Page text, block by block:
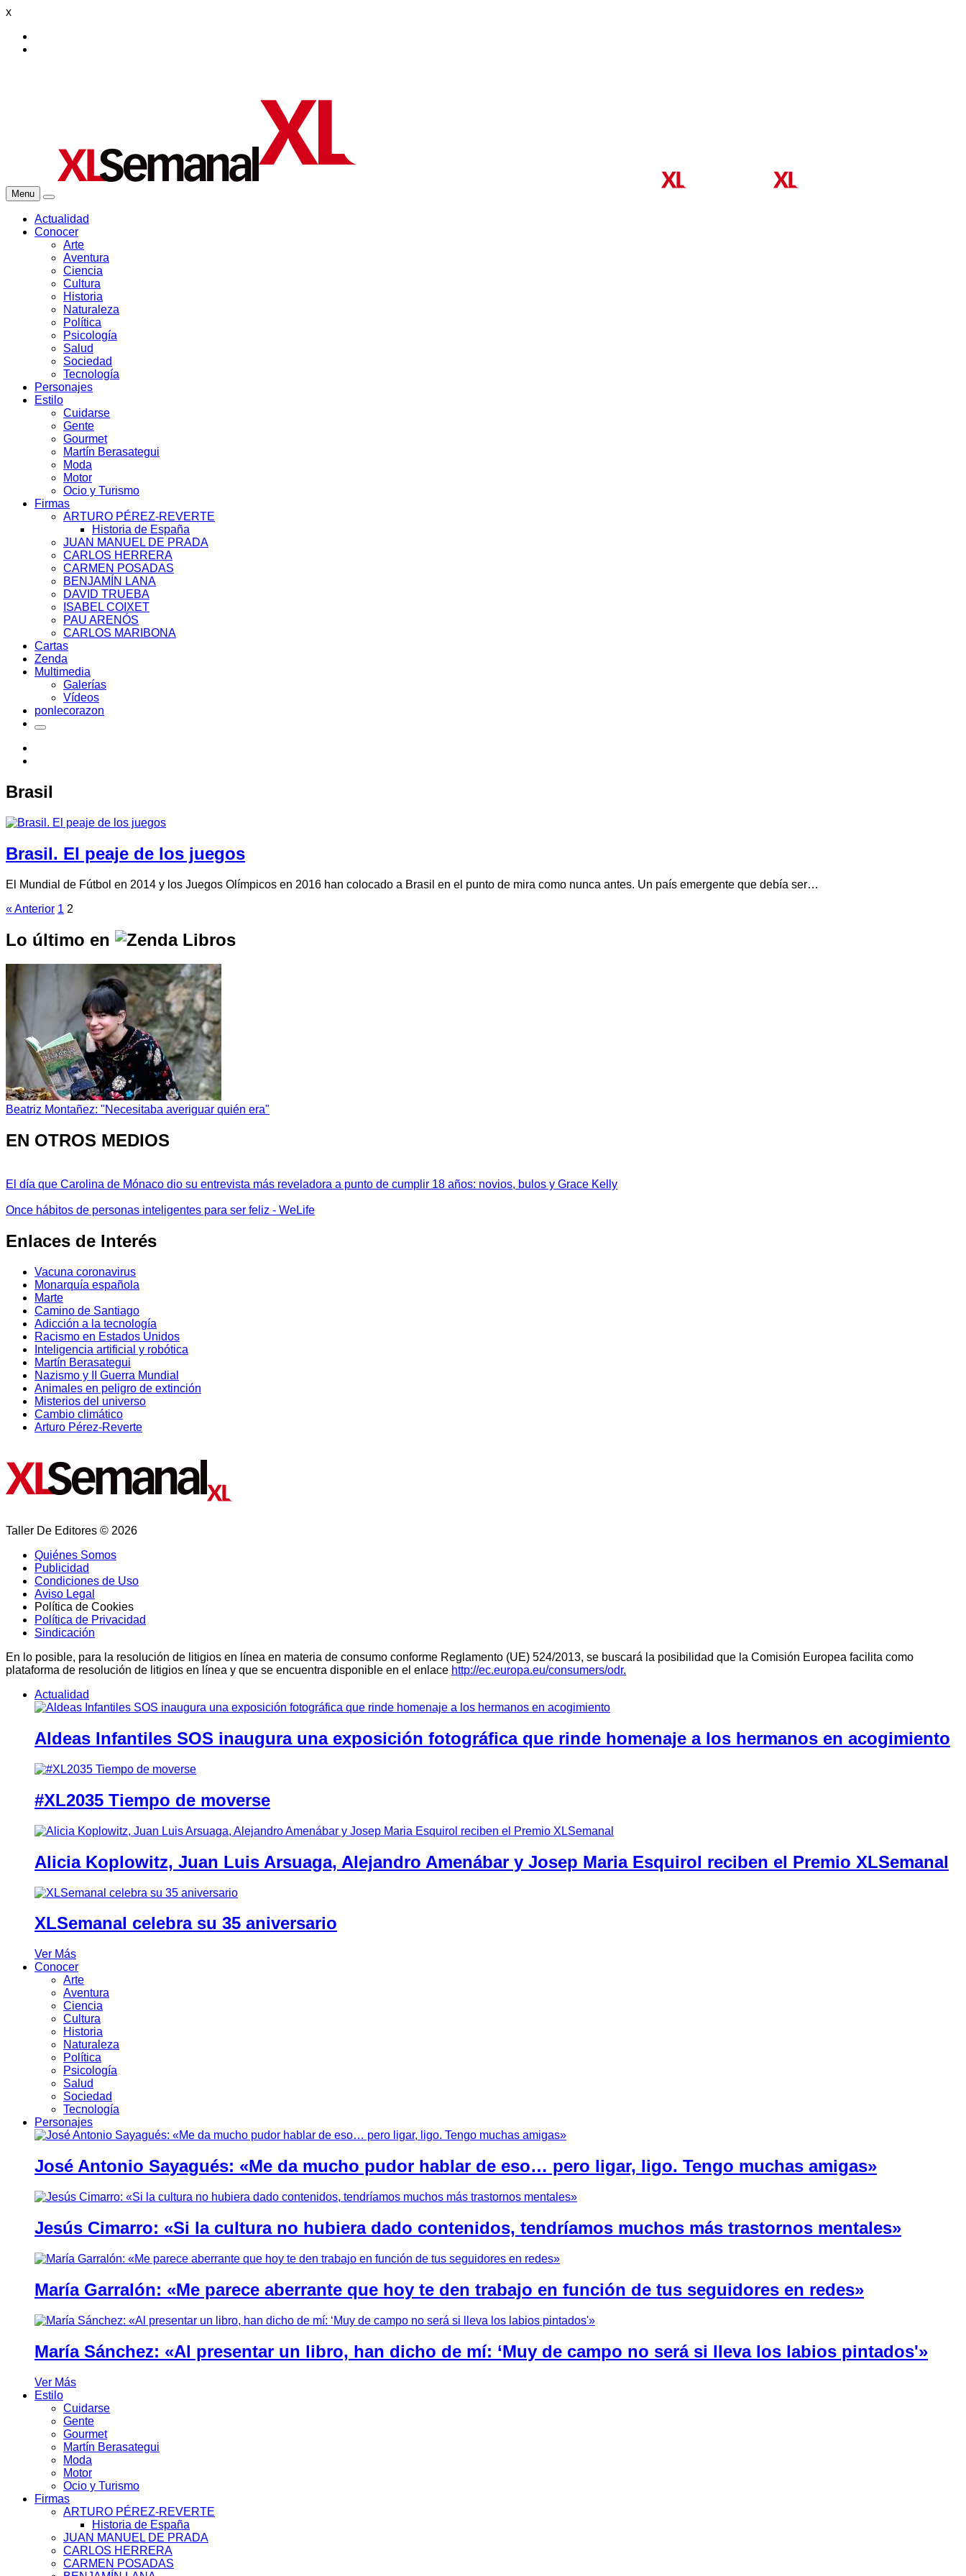
x
Menu
Actualidad
Conocer
Arte
Aventura
Ciencia
Cultura
Historia
Naturaleza
Política
Psicología
Salud
Sociedad
Tecnología
Personajes
Estilo
Cuidarse
Gente
Gourmet
Martín Berasategui
Moda
Motor
Ocio y Turismo
Firmas
ARTURO PÉREZ-REVERTE
Historia de España
JUAN MANUEL DE PRADA
CARLOS HERRERA
CARMEN POSADAS
BENJAMÍN LANA
DAVID TRUEBA
ISABEL COIXET
PAU ARENÓS
CARLOS MARIBONA
Cartas
Zenda
Multimedia
Galerías
Vídeos
ponlecorazon
Brasil
Brasil. El peaje de los juegos
El Mundial de Fútbol en 2014 y los Juegos Olímpicos en 2016 han colocado a Brasil en el punto de mira como nunca antes. Un país emergente que debía ser…
« Anterior 1 2
Lo último en
Beatriz Montañez: "Necesitaba averiguar quién era"
EN OTROS MEDIOS
El día que Carolina de Mónaco dio su entrevista más reveladora a punto de cumplir 18 años: novios, bulos y Grace Kelly
Once hábitos de personas inteligentes para ser feliz - WeLife
Enlaces de Interés
Vacuna coronavirus
Monarquía española
Marte
Camino de Santiago
Adicción a la tecnología
Racismo en Estados Unidos
Inteligencia artificial y robótica
Martín Berasategui
Nazismo y II Guerra Mundial
Animales en peligro de extinción
Misterios del universo
Cambio climático
Arturo Pérez-Reverte
Taller De Editores © 2026
Quiénes Somos
Publicidad
Condiciones de Uso
Aviso Legal
Política de Cookies
Política de Privacidad
Sindicación
En lo posible, para la resolución de litigios en línea en materia de consumo conforme Reglamento (UE) 524/2013, se buscará la posibilidad que la Comisión Europea facilita como
plataforma de resolución de litigios en línea y que se encuentra disponible en el enlace http://ec.europa.eu/consumers/odr.
Actualidad
Aldeas Infantiles SOS inaugura una exposición fotográfica que rinde homenaje a los hermanos en acogimiento
#XL2035 Tiempo de moverse
Alicia Koplowitz, Juan Luis Arsuaga, Alejandro Amenábar y Josep Maria Esquirol reciben el Premio XLSemanal
XLSemanal celebra su 35 aniversario
Ver Más
Conocer
Arte
Aventura
Ciencia
Cultura
Historia
Naturaleza
Política
Psicología
Salud
Sociedad
Tecnología
Personajes
José Antonio Sayagués: «Me da mucho pudor hablar de eso… pero ligar, ligo. Tengo muchas amigas»
Jesús Cimarro: «Si la cultura no hubiera dado contenidos, tendríamos muchos más trastornos mentales»
María Garralón: «Me parece aberrante que hoy te den trabajo en función de tus seguidores en redes»
María Sánchez: «Al presentar un libro, han dicho de mí: ‘Muy de campo no será si lleva los labios pintados'»
Ver Más
Estilo
Cuidarse
Gente
Gourmet
Martín Berasategui
Moda
Motor
Ocio y Turismo
Firmas
ARTURO PÉREZ-REVERTE
Historia de España
JUAN MANUEL DE PRADA
CARLOS HERRERA
CARMEN POSADAS